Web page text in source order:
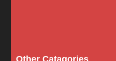
Other Catagories